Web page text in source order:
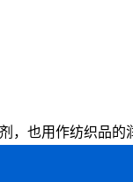
，也用作纺织品